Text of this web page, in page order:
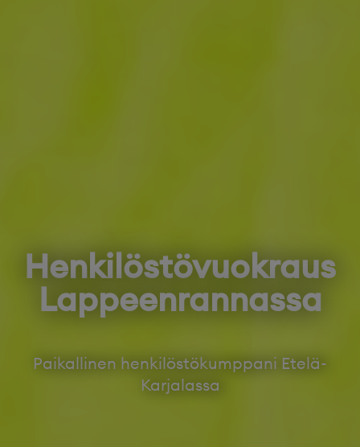
Henkilöstövuokraus
Lappeenrannassa
Paikallinen henkilöstökumppani Etelä-
Karjalassa